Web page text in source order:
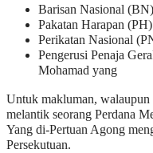
Barisan Nasional
Pakatan Harapan
Perikatan Nasional
Pengerusi Penaja
Mohamad yang
Untuk makluman, walaupun
melantik seorang Perdana
Yang di-Pertuan Agong
Persekutuan.